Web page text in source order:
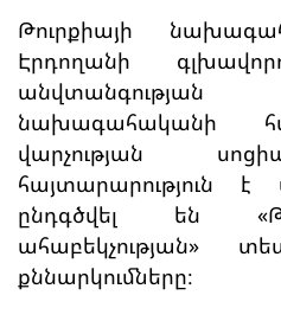
Թուրքիայի
Էրդողանի
նախագահականի
վարչության
հայտարարություն է
ընդգծվել են
ահաբեկչության»
քննարկումները։